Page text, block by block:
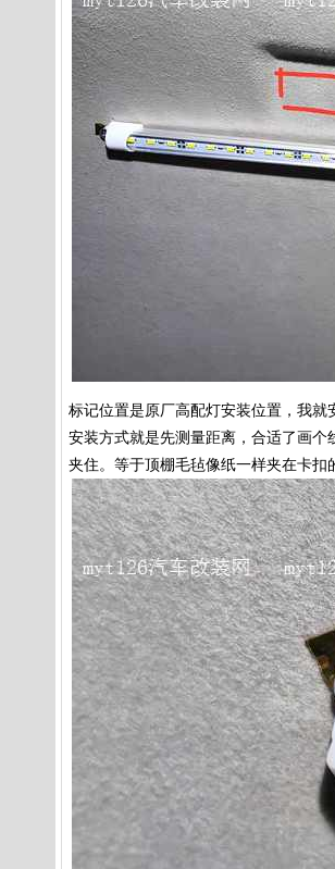
标记位置是原厂高配灯安装位置，我就
安装方式就是先测量距离，合适了画
夹住。等于顶棚毛毡像纸一样夹在卡扣